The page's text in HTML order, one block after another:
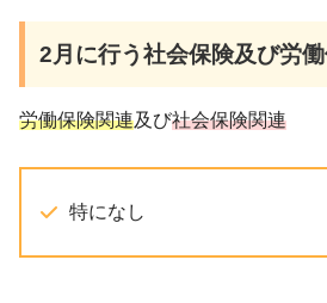
2月 に行う社会保険及び労
労働保険関連及び社会保険関連
特になし